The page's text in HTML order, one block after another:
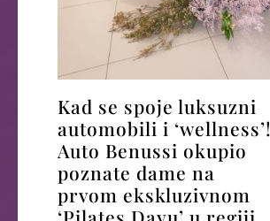
Kad se spoje luksuzni
automobili i ‘wellness’!
Auto Benussi okupio
poznate dame na
prvom ekskluzivnom